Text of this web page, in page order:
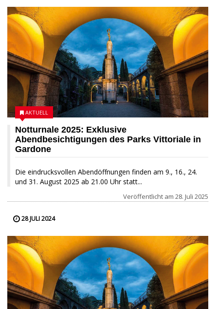
Notturnale 2025: Exklusive
Abendbesichtigungen des Parks Vittoriale in
Gardone
Die eindrucksvollen Abendöffnungen finden am 9., 16., 24.
und 31. August 2025 ab 21.00 Uhr statt...
AKTUELL
Veröffentlicht am 28. Juli 2025
28 JULI 2024